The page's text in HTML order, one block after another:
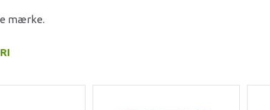
mærke.